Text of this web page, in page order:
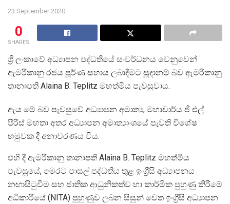
23 September 2020
0
SHARES
ශ්‍රී ලංකාවේ අධ්‍යාපන පද්ධතියේ සංවර්ධනය වෙනුවෙන්
ඇමරිකානු රජය පූර්ණ සහාය ලබාදීමට සූදානම් බව ඇමරිකානු
තානාපති Alaina B. Teplitz මහත්මිය පැවසුවාය.
ඇය මේ බව පැවසුවේ අධ්‍යාපන අමාත්‍ය, මහාචාර්ය ජී එල්
පීරිස් මහතා අතර අධ්‍යාපන අමාත්‍යාංශයේ පැවති විශේෂ
හමුවක දී අනාවරණය විය.
එහි දී ඇමරිකානු තානාපති Alaina B. Teplitz මහත්මිය
පැවසූයේ, මෙරට පාසල් පද්ධතිය තුළ ඉංග්‍රීසි අධ්‍යාපනය
නඟාසිටුවීම සහ ජාතික ආධුනිකත්ව හා කාර්මික පුහුණු කිරීමේ
අධිකාරියේ (NITA) පුහුණුව ලබන සිසුන් වෙත ඉංග්‍රීසි අධ්‍යාපන